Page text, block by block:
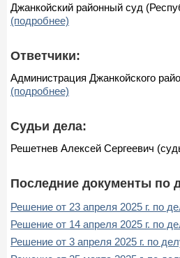
Джанкойский районный суд
(подробнее)
Ответчики:
Администрация Джанкойского
(подробнее)
Судьи дела:
Решетнев Алексей Сергеевич
Последние документы по
Решение от 23 апреля 2025 г. по
Решение от 14 апреля 2025 г. по
Решение от 3 апреля 2025 г. по